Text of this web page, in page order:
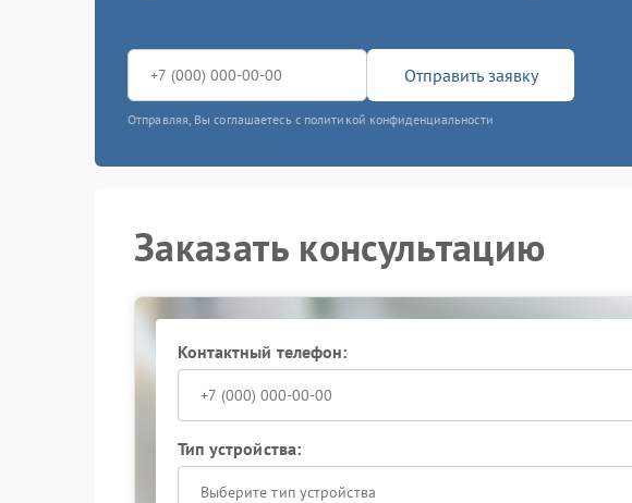
Отправить заявку
Отправляя, Вы соглашаетесь с политикой конфиденциальности
Заказать консультацию
Контактный телефон:
Тип устройства:
Выберите тип устройства